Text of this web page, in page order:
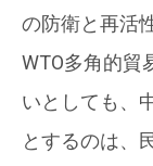
の防衛と再活
WTO多角的貿
いとしても、
とするのは、